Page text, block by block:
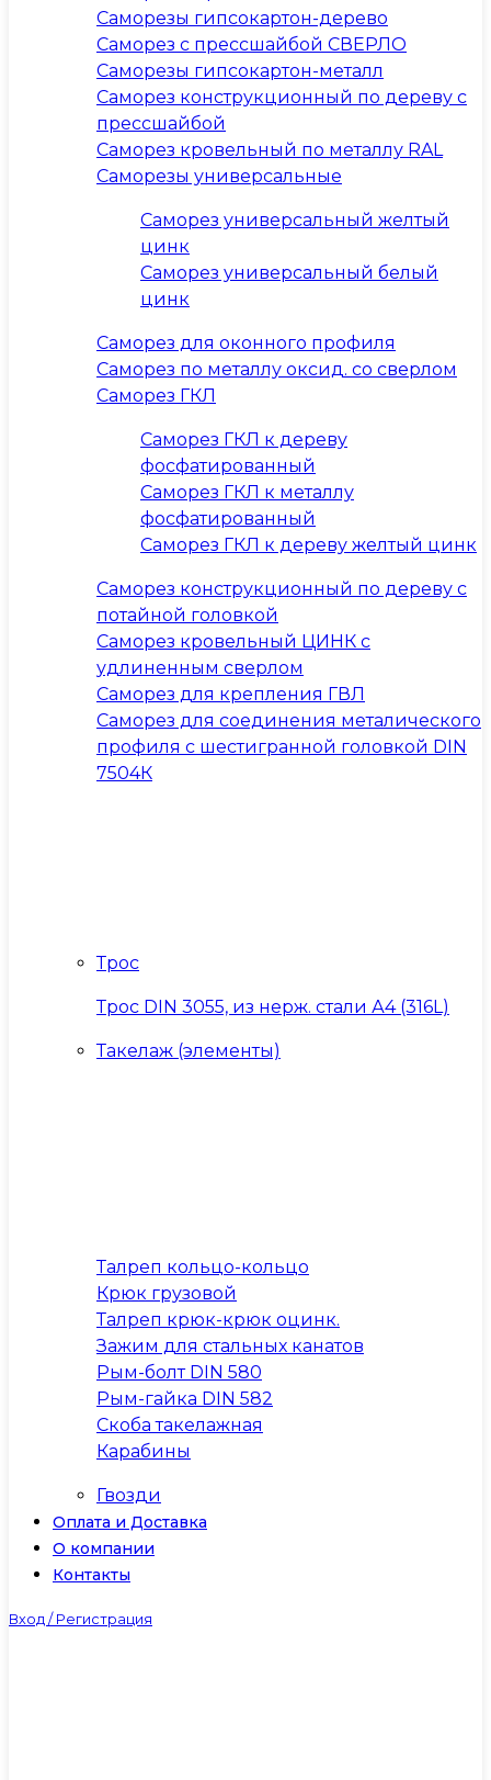
Саморезы гипсокартон-дерево
Саморез с прессшайбой СВЕРЛО
Саморезы гипсокартон-металл
Саморез конструкционный по дереву с
прессшайбой
Саморез кровельный по металлу RAL
Саморезы универсальные
Саморез универсальный желтый
цинк
Саморез универсальный белый
цинк
Саморез для оконного профиля
Саморез по металлу оксид. со сверлом
Саморез ГКЛ
Саморез ГКЛ к дереву
фосфатированный
Саморез ГКЛ к металлу
фосфатированный
Саморез ГКЛ к дереву желтый цинк
Саморез конструкционный по дереву с
потайной головкой
Саморез кровельный ЦИНК с
удлиненным сверлом
Саморез для крепления ГВЛ
Саморез для соединения металического
профиля с шестигранной головкой DIN
7504К
Трос
Трос DIN 3055, из нерж. стали А4 (316L)
Такелаж (элементы)
Талреп кольцо-кольцо
Крюк грузовой
Талреп крюк-крюк оцинк.
Зажим для стальных канатов
Рым-болт DIN 580
Рым-гайка DIN 582
Скоба такелажная
Карабины
Гвозди
Оплата и Доставка
О компании
Контакты
Вход / Регистрация